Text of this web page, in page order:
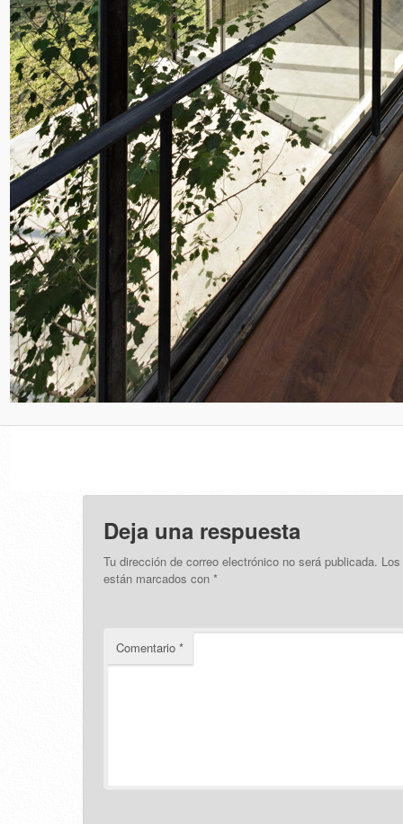
Deja una respuesta
Tu dirección de correo electrónico no será publicada.
están marcados con*
Comentario*